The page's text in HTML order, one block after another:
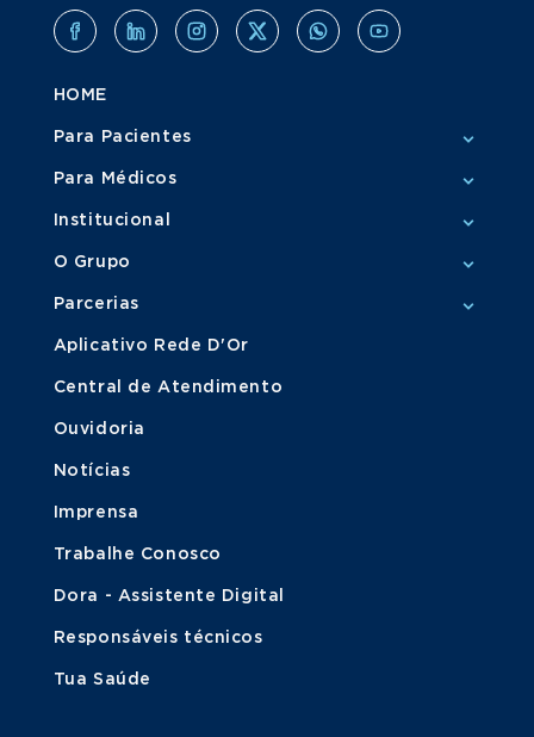
HOME
Para Pacientes
Para Médicos
Institucional
O Grupo
Parcerias
Aplicativo Rede D'Or
Central de Atendimento
Ouvidoria
Notícias
Imprensa
Trabalhe Conosco
Dora - Assistente Digital
Responsáveis técnicos
Tua Saúde